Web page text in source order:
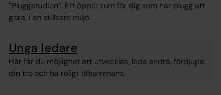
”Pluggstudion”. Ett öppet rum för dig som har plugg att
göra, i en stillsam miljö.
Unga ledare
Här får du möjlighet att utvecklas, leda andra, fördjupa
din tro och ha roligt tillsammans.